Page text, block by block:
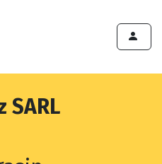
SARL